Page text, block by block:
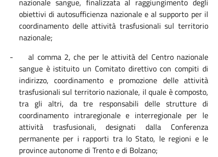
nazionale sangue, finalizzata al raggiungimento degli
obiettivi di autosufficienza nazionale e al supporto per il
coordinamento delle attività trasfusionali sul territorio
nazionale;
-al comma 2, che per le attività del Centro nazionale
sangue è istituito un Comitato direttivo con compiti di
indirizzo, coordinamento e promozione delle attività
trasfusionali sul territorio nazionale, il quale è composto,
tra gli altri, da tre responsabili delle strutture di
coordinamento intraregionale e interregionale per le
attività trasfusionali, designati dalla Conferenza
permanente per i rapporti tra lo Stato, le regioni e le
province autonome di Trento e di Bolzano;